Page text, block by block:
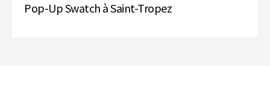
Pop-Up Swatch à Saint-Tropez